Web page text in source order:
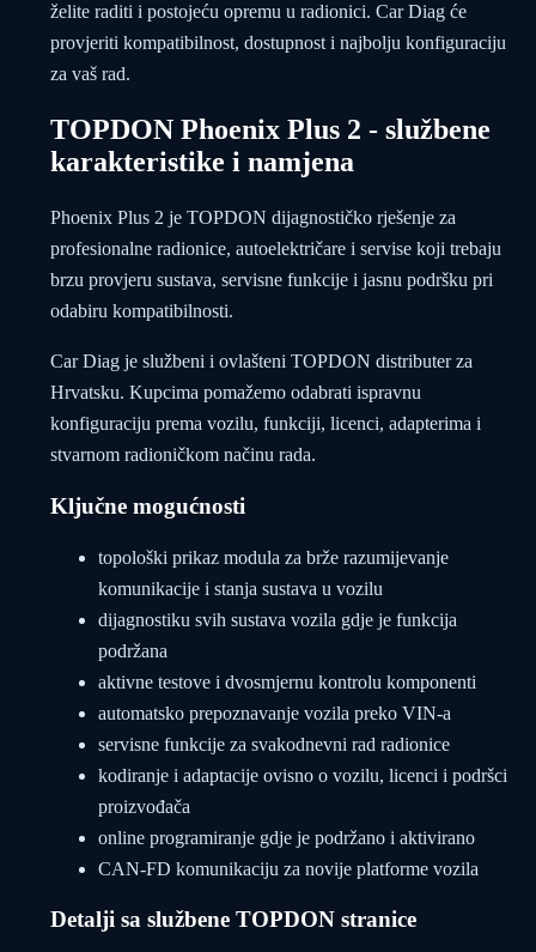
želite raditi i postojeću opremu u radionici. Car Diag će
provjeriti kompatibilnost, dostupnost i najbolju konfiguraciju
za vaš rad.
TOPDON Phoenix Plus 2 - službene
karakteristike i namjena
Phoenix Plus 2 je TOPDON dijagnostičko rješenje za
profesionalne radionice, autoelektričare i servise koji trebaju
brzu provjeru sustava, servisne funkcije i jasnu podršku pri
odabiru kompatibilnosti.
Car Diag je službeni i ovlašteni TOPDON distributer za
Hrvatsku. Kupcima pomažemo odabrati ispravnu
konfiguraciju prema vozilu, funkciji, licenci, adapterima i
stvarnom radioničkom načinu rada.
Ključne mogućnosti
topološki prikaz modula za brže razumijevanje
komunikacije i stanja sustava u vozilu
dijagnostiku svih sustava vozila gdje je funkcija
podržana
aktivne testove i dvosmjernu kontrolu komponenti
automatsko prepoznavanje vozila preko VIN-a
servisne funkcije za svakodnevni rad radionice
kodiranje i adaptacije ovisno o vozilu, licenci i podršci
proizvođača
online programiranje gdje je podržano i aktivirano
CAN-FD komunikaciju za novije platforme vozila
Detalji sa službene TOPDON stranice